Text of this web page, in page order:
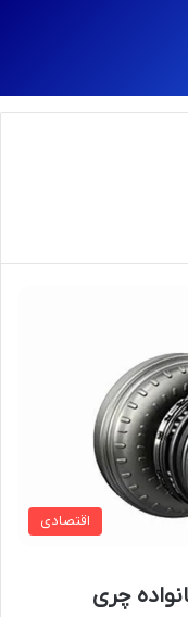
اقتصادی
چری